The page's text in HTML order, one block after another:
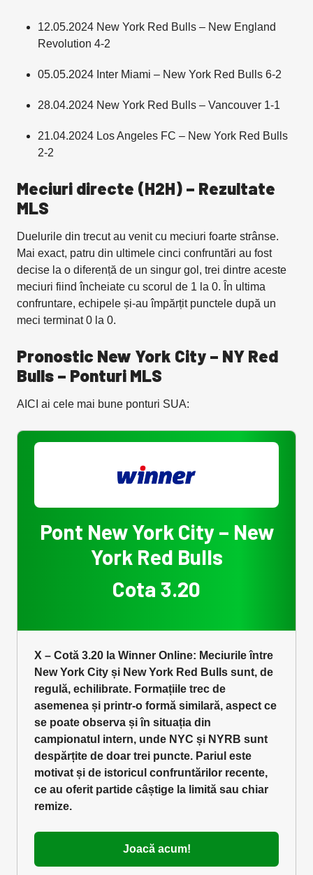
12.05.2024 New York Red Bulls – New England
Revolution 4-2
05.05.2024 Inter Miami – New York Red Bulls 6-2
28.04.2024 New York Red Bulls – Vancouver 1-1
21.04.2024 Los Angeles FC – New York Red Bulls
2-2
Meciuri directe (H2H) – Rezultate
MLS
Duelurile din trecut au venit cu meciuri foarte strânse.
Mai exact, patru din ultimele cinci confruntări au fost
decise la o diferență de un singur gol, trei dintre aceste
meciuri fiind încheiate cu scorul de 1 la 0. În ultima
confruntare, echipele și-au împărțit punctele după un
meci terminat 0 la 0.
Pronostic New York City – NY Red
Bulls – Ponturi MLS
AICI ai cele mai bune ponturi SUA:
Pont New York City – New
York Red Bulls
Cota 3.20
X – Cotă 3.20 la Winner Online: Meciurile între
New York City și New York Red Bulls sunt, de
regulă, echilibrate. Formațiile trec de
asemenea și printr-o formă similară, aspect ce
se poate observa și în situația din
campionatul intern, unde NYC și NYRB sunt
despărțite de doar trei puncte. Pariul este
motivat și de istoricul confruntărilor recente,
ce au oferit partide câștige la limită sau chiar
remize.
Joacă acum!